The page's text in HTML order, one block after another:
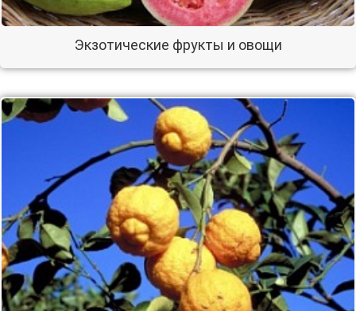
Экзотические фрукты и овощи